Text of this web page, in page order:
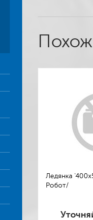
Ледянка
Робот/